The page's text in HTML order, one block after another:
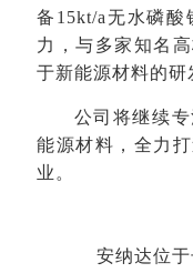
备15kt/a无水磷
力，与多家知名
于新能源材料的研
公司将继续专
能源材料，全力
业。
安纳达位